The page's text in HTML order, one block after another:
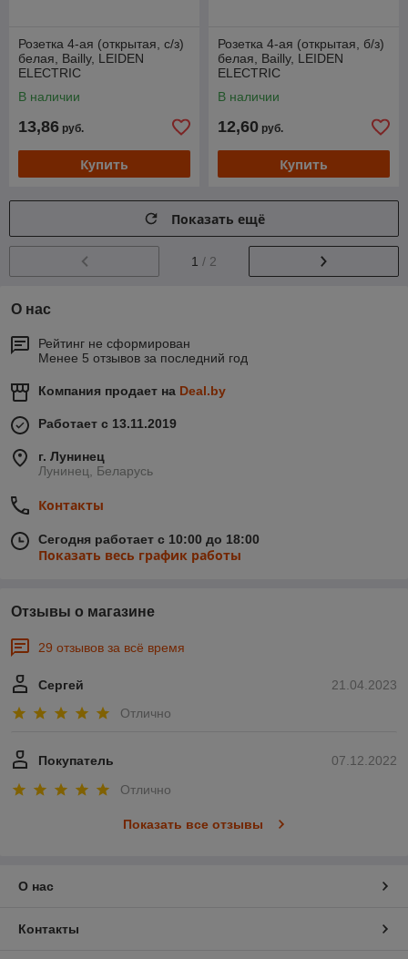
Розетка 4-ая (открытая, с/з)
белая, Bailly, LEIDEN
ELECTRIC
В наличии
13,86 руб.
Купить
Розетка 4-ая (открытая, б/з)
белая, Bailly, LEIDEN
ELECTRIC
В наличии
12,60 руб.
Купить
Показать ещё
1 / 2
О нас
Рейтинг не сформирован
Менее 5 отзывов за последний год
Компания продает на Deal.by
Работает с 13.11.2019
г. Лунинец
Лунинец, Беларусь
Контакты
Сегодня работает с 10:00 до 18:00
Показать весь график работы
Отзывы о магазине
29 отзывов за всё время
21.04.2023
Сергей
Отлично
07.12.2022
Покупатель
Отлично
Показать все отзывы
О нас
Контакты